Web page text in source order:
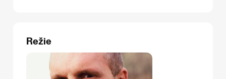
Režie